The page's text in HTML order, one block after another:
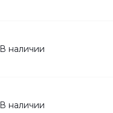
В наличии
В наличии